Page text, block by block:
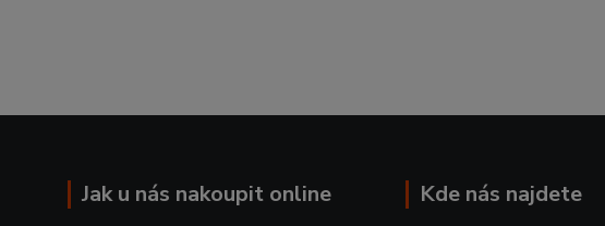
Jak u nás nakoupit online Kde nás najdete